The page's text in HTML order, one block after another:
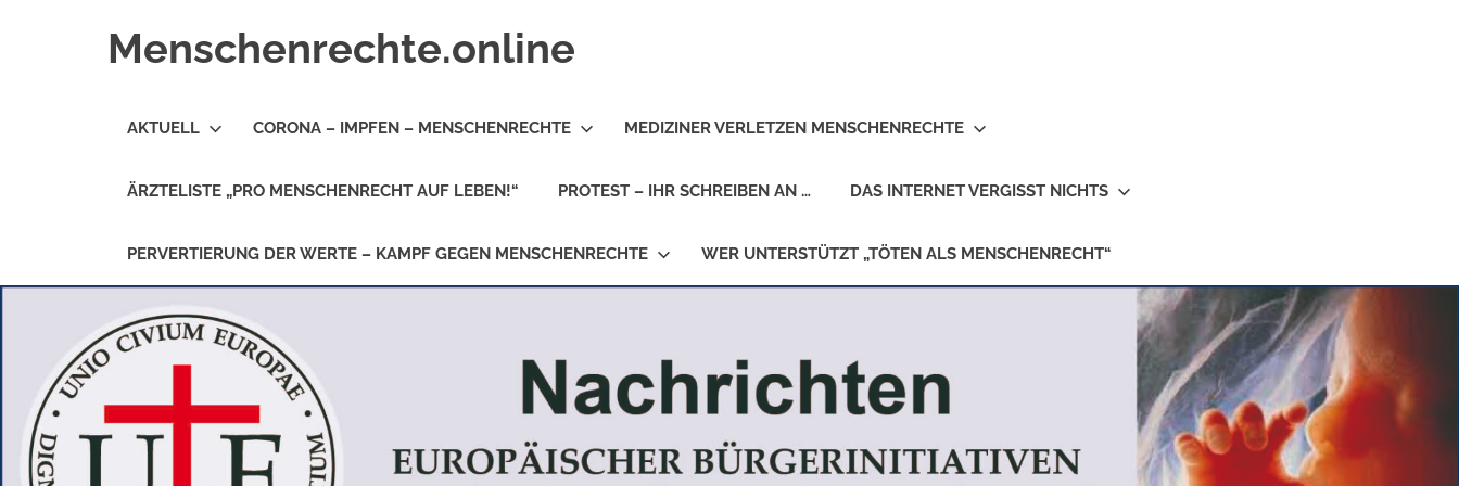
Menschenrechte.online
alle
Geborene
AKTUELL CORONA – IMPFEN – MENSCHENRECHTE MEDIZINER VERLETZEN MENSCHENRECHTE
ÄRZTELISTE „PRO MENSCHENRECHT AUF LEBEN!“ PROTEST – IHR SCHREIBEN AN … DAS INTERNET VERGISST NICHTS
PERVERTIERUNG DER WERTE – KAMPF GEGEN MENSCHENRECHTE WER UNTERSTÜTZT „TÖTEN ALS MENSCHENRECHT“